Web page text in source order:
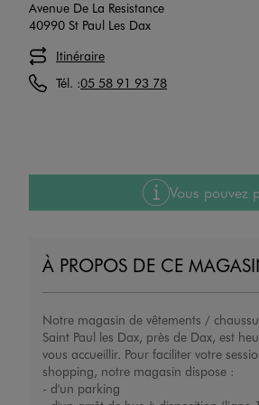
Avenue De La Resistance
40990 St Paul Les Dax
Itinéraire
Tél. :05 58 91 93 78
Vous pouvez
À PROPOS DE CE
Notre magasin de vêtements /
Saint Paul les Dax, près de Dax, est
vous accueillir. Pour faciliter votre
shopping, notre magasin dispose :
- d'un parking